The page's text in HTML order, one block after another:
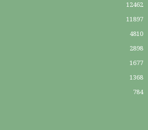
12462
11897
4810
2898
1677
1368
784